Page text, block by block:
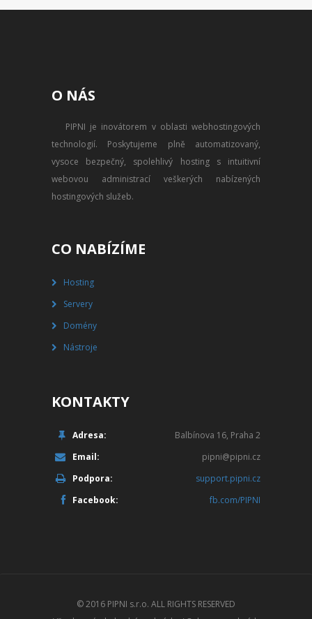
O NÁS
PIPNI je inovátorem v oblasti webhostingových
technologií. Poskytujeme plně automatizovaný,
vysoce bezpečný, spolehlivý hosting s intuitivní
webovou administrací veškerých nabízených
hostingových služeb.
CO NABÍZÍME
Hosting
Servery
Domény
Nástroje
KONTAKTY
Adresa:
Balbínova 16, Praha 2
Email:
pipni@pipni.cz
Podpora:
support.pipni.cz
Facebook:
fb.com/PIPNI
© 2016 PIPNI s.r.o. ALL RIGHTS RESERVED